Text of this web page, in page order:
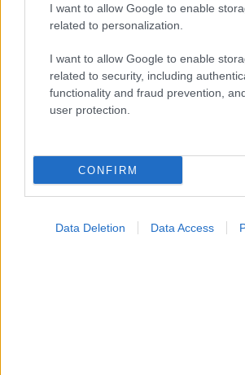
I want to allow Google to enable
related to personalization.
I want to allow Google to enable
related to security, including
functionality and fraud prevention,
user protection.
CONFIRM
Data Deletion Data Access